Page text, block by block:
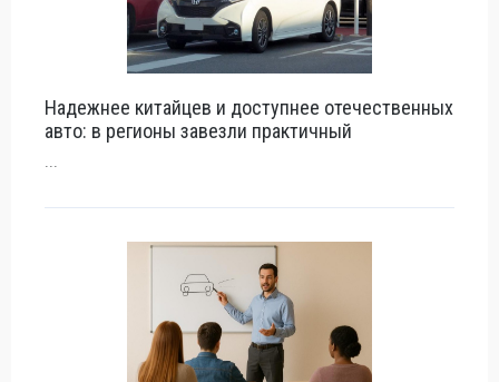
Надежнее китайцев и доступнее отечественных
авто: в регионы завезли практичный
...